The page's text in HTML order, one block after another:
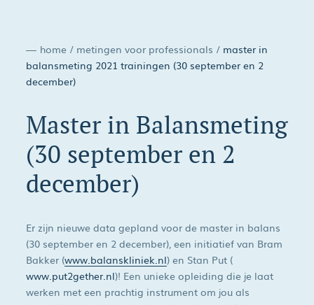
home / metingen voor professionals / master in
balansmeting 2021 trainingen (30 september en 2
december)
Master in Balansmeting
(30 september en 2
december)
Er zijn nieuwe data gepland voor de master in balans
(30 september en 2 december), een initiatief van Bram
Bakker (www.balanskliniek.nl) en Stan Put (
www.put2gether.nl)! Een unieke opleiding die je laat
werken met een prachtig instrument om jou als